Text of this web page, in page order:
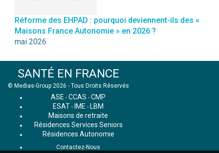
Réforme des EHPAD : pourquoi deviennent-ils des «
Maisons France Autonomie » en 2026 ?
mai 2026
SANTÉ EN FRANCE
© Medias-Group 2026 - Tous Droits Réservés
ASE - CCAS - CMP
ESAT - IME - LBM
Maisons de retraite
Résidences Services Seniors
Résidences Autonomie
Contactez-Nous